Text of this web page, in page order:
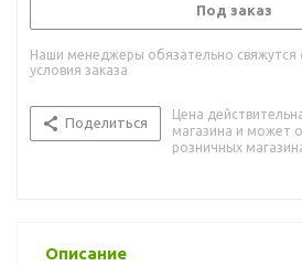
Под заказ
Наши менеджеры обязательно свяжутся
условия заказа
Поделиться
Цена
магазина и может
розничных
Описание